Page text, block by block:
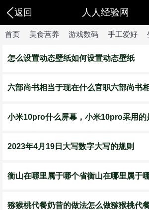
返回 人人经验网
首页 美食营养 游戏数码 手工爱好
怎么设置动态壁纸如何设置动态壁纸
六部尚书相当于现在什么官职六部尚书
小米10pro什么屏幕，小米10pro采用的
2023年4月19日大写数字大写的规则
衡山在哪里属于哪个省衡山在哪里属于
猕猴桃代餐奶昔的做法怎么做猕猴桃代